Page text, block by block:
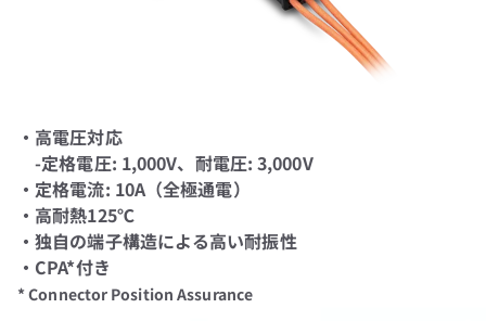
・高電圧対応
-定格電圧: 1,000V、耐電圧: 3,000V
・定格電流: 10A（全極通電）
・高耐熱125℃
・独自の端子構造による高い耐振性
・CPA*付き
* Connector Position Assurance